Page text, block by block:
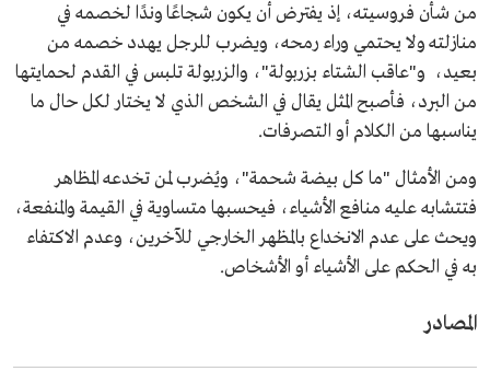
من شأن فروسيته، إذ يفترض أن يكون شجاعًا وندًا لخصمه في
منازلته ولا يحتمي وراء رمحه، ويضرب للرجل يهدد خصمه من
بعيد، و"عاقب الشتاء بزربولة"، والزربولة تلبس في القدم لحمايتها
من البرد، فأصبح المثل يقال في الشخص الذي لا يختار لكل حال ما
يناسبها من الكلام أو التصرفات.
ومن الأمثال "ما كل بيضة شحمة"، ويُضرب لمن تخدعه المظاهر
فتتشابه عليه منافع الأشياء، فيحسبها متساوية في القيمة والمنفعة،
ويحث على عدم الانخداع بالمظهر الخارجي للآخرين، وعدم الاكتفاء
به في الحكم على الأشياء أو الأشخاص.
المصادر